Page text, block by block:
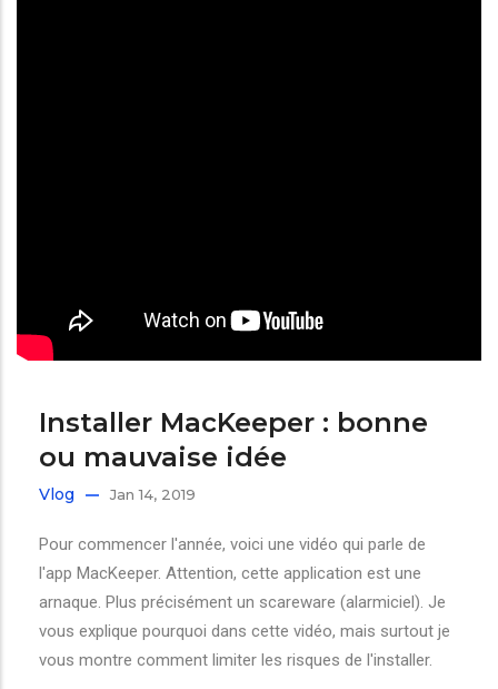
Installer MacKeeper : bonne
ou mauvaise idée
Vlog Jan 14, 2019
Pour commencer l'année, voici une vidéo qui parle de
l'app MacKeeper. Attention, cette application est une
arnaque. Plus précisément un scareware (alarmiciel). Je
vous explique pourquoi dans cette vidéo, mais surtout je
vous montre comment limiter les risques de l'installer.